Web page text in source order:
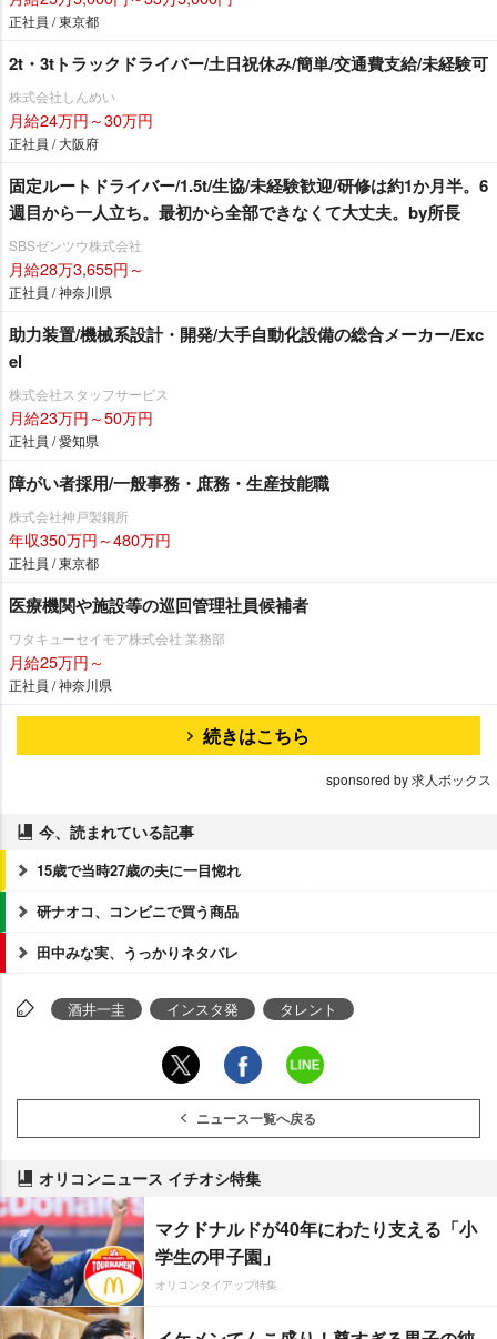
正社員 / 東京都
2t・3tトラックドライバー/土日祝休み/簡単/交通費支給/未経験可
株式会社しんめい
月給24万円～30万円
正社員 / 大阪府
固定ルートドライバー/1.5t/生協/未経験歓迎/研修は約1か月半。6
週目から一人立ち。最初から全部できなくて大丈夫。by所長
SBSゼンツウ株式会社
月給28万3,655円～
正社員 / 神奈川県
助力装置/機械系設計・開発/大手自動化設備の総合メーカー/Exc
el
株式会社スタッフサービス
月給23万円～50万円
正社員 / 愛知県
障がい者採用/一般事務・庶務・生産技能職
株式会社神戸製鋼所
年収350万円～480万円
正社員 / 東京都
医療機関や施設等の巡回管理社員候補者
ワタキューセイモア株式会社 業務部
月給25万円～
正社員 / 神奈川県
続きはこちら
sponsored by 求人ボックス
今、読まれている記事
15歳で当時27歳の夫に一目惚れ
研ナオコ、コンビニで買う商品
田中みな実、うっかりネタバレ
酒井一圭 インスタ発 タレント
ニュース一覧へ戻る
オリコンニュース イチオシ特集
マクドナルドが40年にわたり支える「小
学生の甲子園」
オリコンタイアップ特集